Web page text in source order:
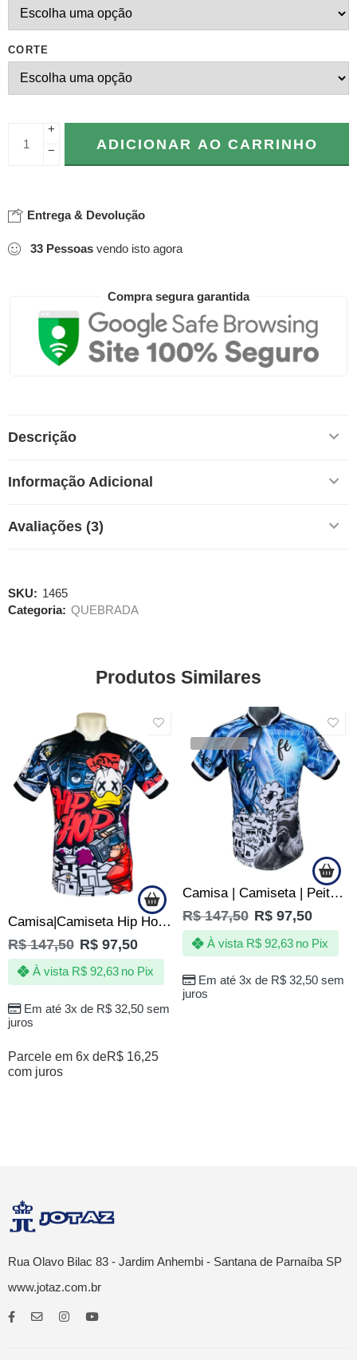
CORTE
+
−
ADICIONAR AO CARRINHO
Entrega & Devolução
33 Pessoas vendo isto agora
Compra segura garantida
Descrição
Informação Adicional
Avaliações (3)
SKU: 1465
Categoria: QUEBRADA
Produtos Similares
Camisa|Camiseta Hip Hop Rap Rappers 1000 Graus
R$147,50 R$ 97,50
Em até 3x de R$32,50sem
juros
À vista R$92,63 no Pix
Parcele em 6x deR$ 16,25
com juros
VENDIDOS
Camisa | Camiseta | Peita Reveillon na Quebrada – Ano Novo
R$147,50 R$ 97,50
Em até 3x de R$32,50sem
juros
À vista R$92,63 no Pix
Rua Olavo Bilac 83 - Jardim Anhembi - Santana de Parnaíba SP
www.jotaz.com.br